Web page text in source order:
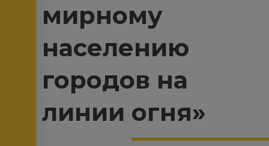
мирному
населению
городов на
линии огня»